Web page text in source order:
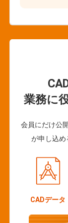
業務に
会員にだけ公
が申し込め
CADデータ